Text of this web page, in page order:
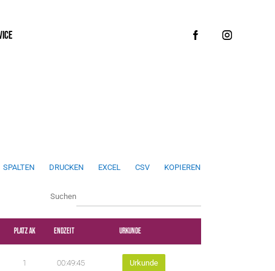
SPALTEN DRUCKEN EXCEL CSV KOPIEREN
w
a
Suchen
Platz AK Endzeit Urkunde
1 00:49:45 Urkunde